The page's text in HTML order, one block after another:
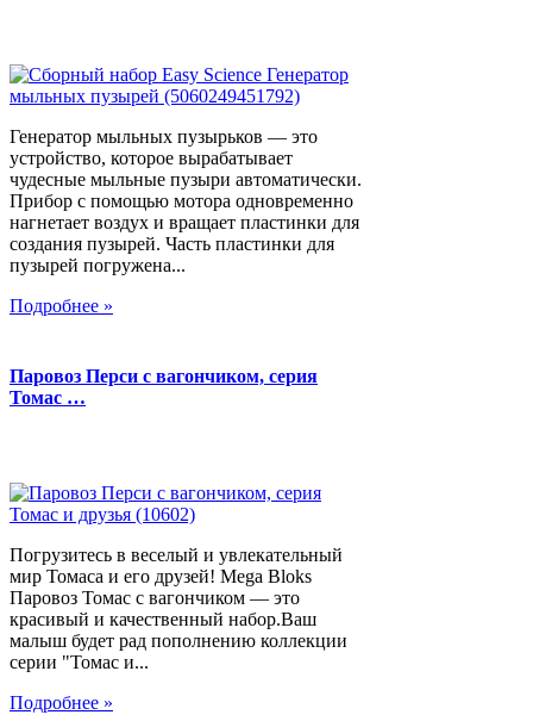
Генератор мыльных пузырьков — это
устройство, которое вырабатывает
чудесные мыльные пузыри автоматически.
Прибор с помощью мотора одновременно
нагнетает воздух и вращает пластинки для
создания пузырей. Часть пластинки для
пузырей погружена...
Подробнее »
Паровоз Перси с вагончиком, серия
Томас …
Погрузитесь в веселый и увлекательный
мир Томаса и его друзей! Mega Bloks
Паровоз Томас с вагончиком — это
красивый и качественный набор.Ваш
малыш будет рад пополнению коллекции
серии "Томас и...
Подробнее »